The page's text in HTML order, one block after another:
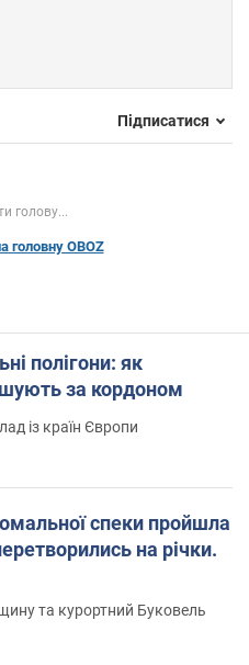
Підписатися
голову...
головну OBOZ
полігони: як
за кордоном
із країн Європи
спеки пройшла
на річки.
та курортний Буковель